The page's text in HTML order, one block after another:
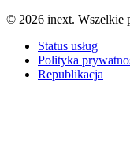
© 2026 inext. Wszelkie
Status usług
Polityka
Republikacja